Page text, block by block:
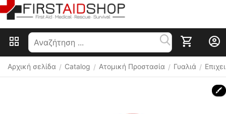
Αρχική σελίδα / Catalog / Ατομική Προστασία / Γυαλιά /
🖍